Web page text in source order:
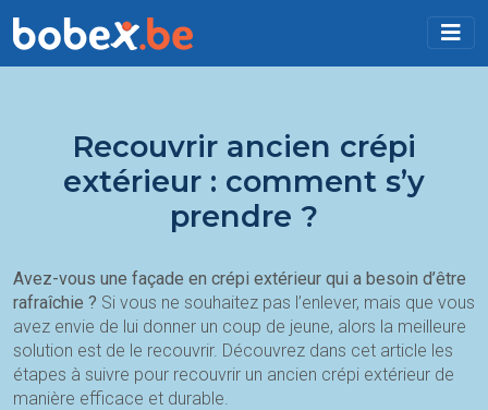
Recouvrir ancien crépi
extérieur : comment s’y
prendre ?
Avez-vous une façade en crépi extérieur qui a besoin d’être
rafraîchie ? Si vous ne souhaitez pas l’enlever, mais que vous
avez envie de lui donner un coup de jeune, alors la meilleure
solution est de le recouvrir. Découvrez dans cet article les
étapes à suivre pour recouvrir un ancien crépi extérieur de
manière efficace et durable.